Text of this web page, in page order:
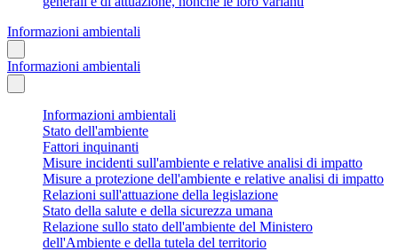
Informazioni ambientali
Informazioni ambientali
Informazioni ambientali
Stato dell'ambiente
Fattori inquinanti
Misure incidenti sull'ambiente e relative analisi di impatto
Misure a protezione dell'ambiente e relative analisi di impatto
Relazioni sull'attuazione della legislazione
Stato della salute e della sicurezza umana
Relazione sullo stato dell'ambiente del Ministero
dell'Ambiente e della tutela del territorio